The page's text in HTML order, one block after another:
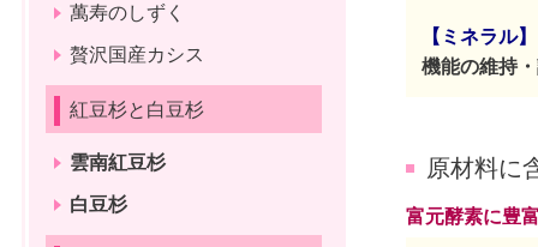
【ミネラル】
機能の維持
原材料に
富元酵素に豊
萬寿のしずく
贅沢国産カシス
紅豆杉と白豆杉
雲南紅豆杉
白豆杉